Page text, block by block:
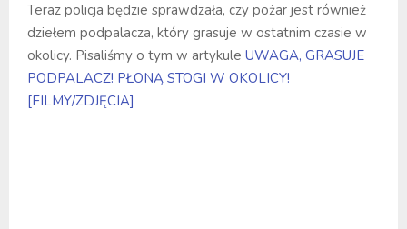
Teraz policja będzie sprawdzała, czy pożar jest również
dziełem podpalacza, który grasuje w ostatnim czasie w
okolicy. Pisaliśmy o tym w artykule UWAGA, GRASUJE
PODPALACZ! PŁONĄ STOGI W OKOLICY!
[FILMY/ZDJĘCIA]